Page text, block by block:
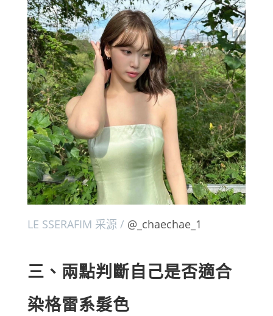
LE SSERAFIM 采源 / @_chaechae_1
三、兩點判斷自己是否適合
染格雷系髮色